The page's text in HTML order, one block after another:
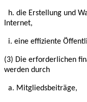
h. die Erstellung und
Internet,
i. eine effiziente
(3) Die erforderlichen
werden durch
a. Mitgliedsbeiträge,